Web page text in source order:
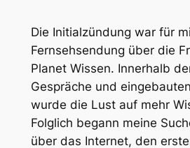
Die Initialzündung war für
Fernsehsendung über die
Planet Wissen. Innerhalb
Gespräche und
wurde die Lust auf mehr
Folglich begann meine
über das Internet, den